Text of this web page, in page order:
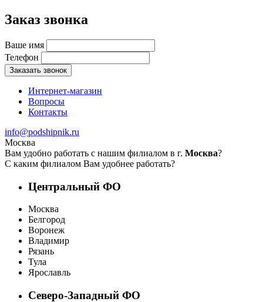
Заказ звонка
Ваше имя
Телефон
Заказать звонок
Интернет-магазин
Вопросы
Контакты
info@podshipnik.ru
Москва
Вам удобно работать с нашим филиалом в г. Москва?
С каким филиалом Вам удобнее работать?
Центральный ФО
Москва
Белгород
Воронеж
Владимир
Рязань
Тула
Ярославль
Северо-Западный ФО